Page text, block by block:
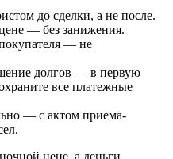
до сделки, а не после.
— без занижения.
— не
долгов — в первую
все платежные
— с актом приема-